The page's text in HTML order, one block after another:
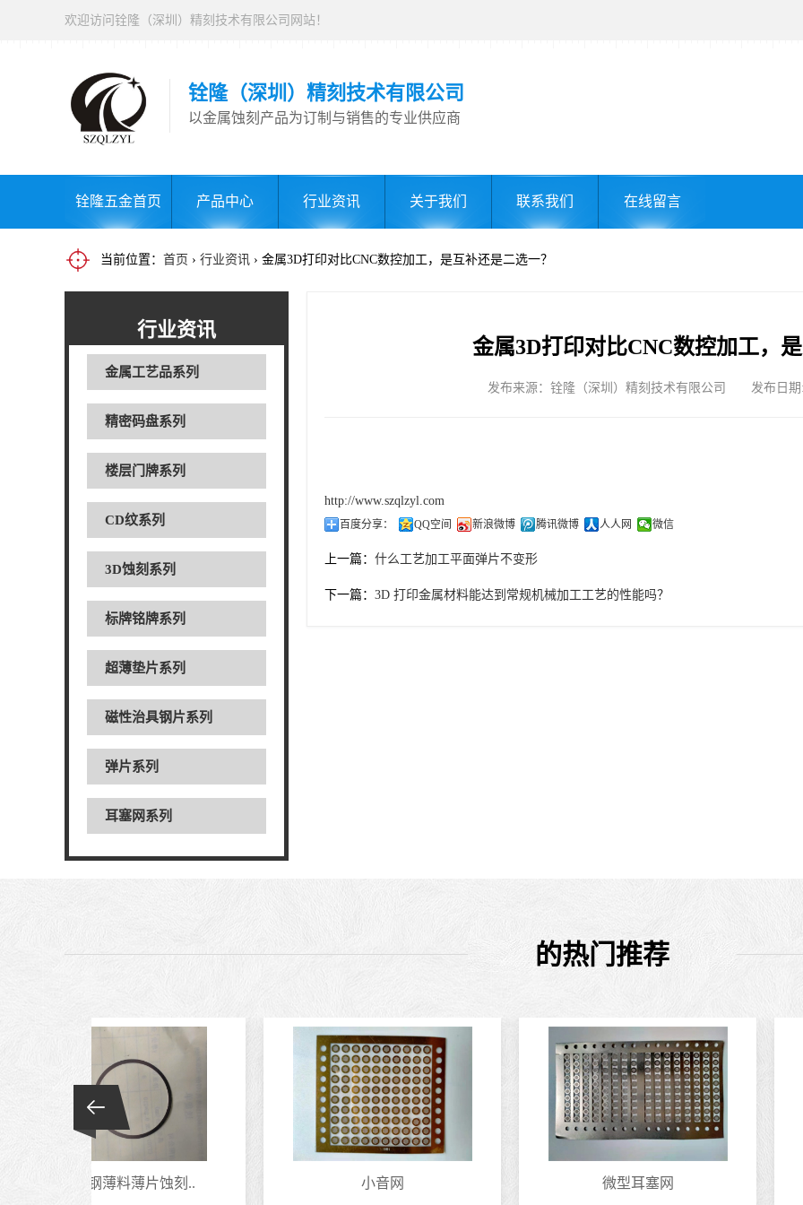
欢迎访问铨隆（深圳）精刻技术有限公司网站！
铨隆（深圳）精刻技术有限公司
以金属蚀刻产品为订制与销售的专业供应商
铨隆五金首页 产品中心 行业资讯 关于我们 联系我们 在线留言
当前位置： 首页 › 行业资讯 › 金属3D打印对比CNC数控加工，是互补还是二选一？
行业资讯
金属工艺品系列
精密码盘系列
楼层门牌系列
CD纹系列
3D蚀刻系列
标牌铭牌系列
超薄垫片系列
磁性治具钢片系列
弹片系列
耳塞网系列
金属3D打印对比CNC数控加工，
发布来源：铨隆（深圳）精刻技术有限公司 发布日
http://www.szqlzyl.com
百度分享： QQ空间 新浪微博 腾讯微博 人人网 微信
上一篇： 什么工艺加工平面弹片不变形
下一篇： 3D 打印金属材料能达到常规机械加工工艺的性能吗？
的热门推荐